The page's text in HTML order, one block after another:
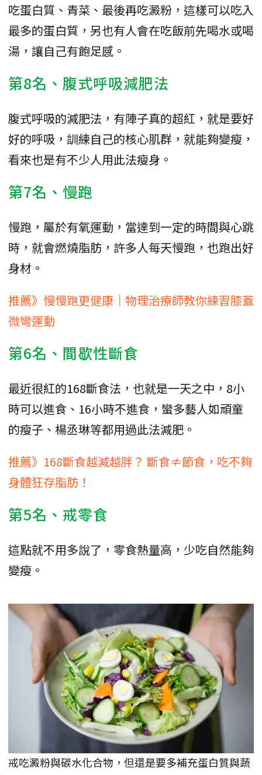
吃蛋白質、青菜、最後再吃澱粉，這樣可以吃入
最多的蛋白質，另也有人會在吃飯前先喝水或喝
湯，讓自己有飽足感。
第8名、腹式呼吸減肥法
腹式呼吸的減肥法，有陣子真的超紅，就是要好
好的呼吸，訓練自己的核心肌群，就能夠變瘦，
看來也是有不少人用此法瘦身。
第7名、慢跑
慢跑，屬於有氧運動，當達到一定的時間與心跳
時，就會燃燒脂肪，許多人每天慢跑，也跑出好
身材。
推薦》慢慢跑更健康｜物理治療師教你練習膝蓋
微彎運動
第6名、間歇性斷食
最近很紅的168斷食法，也就是一天之中，8小
時可以進食、16小時不進食，蠻多藝人如頑童
的瘦子、楊丞琳等都用過此法減肥。
推薦》168斷食越減越胖？ 斷食≠節食，吃不夠
身體狂存脂肪！
第5名、戒零食
這點就不用多說了，零食熱量高，少吃自然能夠
變瘦。
戒吃澱粉與碳水化合物，但還是要多補充蛋白質與蔬